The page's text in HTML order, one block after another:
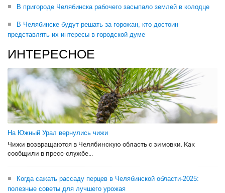
В пригороде Челябинска рабочего засыпало землей в колодце
В Челябинске будут решать за горожан, кто достоин
представлять их интересы в городской думе
ИНТЕРЕСНОЕ
На Южный Урал вернулись чижи
Чижи возвращаются в Челябинскую область с зимовки. Как
сообщили в пресс-службе...
Когда сажать рассаду перцев в Челябинской области-2025:
полезные советы для лучшего урожая